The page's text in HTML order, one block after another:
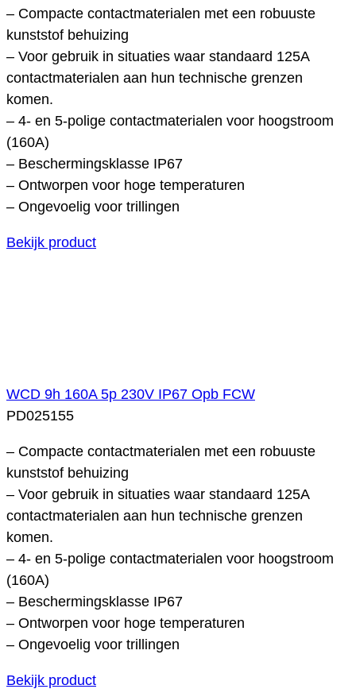
– Compacte contactmaterialen met een robuuste
kunststof behuizing
– Voor gebruik in situaties waar standaard 125A
contactmaterialen aan hun technische grenzen
komen.
– 4- en 5-polige contactmaterialen voor hoogstroom
(160A)
– Beschermingsklasse IP67
– Ontworpen voor hoge temperaturen
– Ongevoelig voor trillingen
Bekijk product
WCD 9h 160A 5p 230V IP67 Opb FCW
PD025155
– Compacte contactmaterialen met een robuuste
kunststof behuizing
– Voor gebruik in situaties waar standaard 125A
contactmaterialen aan hun technische grenzen
komen.
– 4- en 5-polige contactmaterialen voor hoogstroom
(160A)
– Beschermingsklasse IP67
– Ontworpen voor hoge temperaturen
– Ongevoelig voor trillingen
Bekijk product